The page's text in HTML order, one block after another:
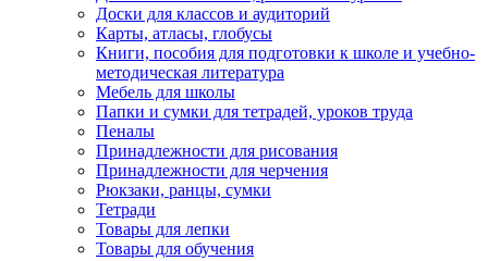
Доски для классов и аудиторий
Карты, атласы, глобусы
Книги, пособия для подготовки к школе и учебно-
методическая литература
Мебель для школы
Папки и сумки для тетрадей, уроков труда
Пеналы
Принадлежности для рисования
Принадлежности для черчения
Рюкзаки, ранцы, сумки
Тетради
Товары для лепки
Товары для обучения